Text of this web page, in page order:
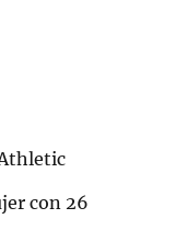
con 26